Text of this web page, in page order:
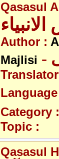
Qasasul
Author :
Majlisi
Category :
Topic :
Qasasul